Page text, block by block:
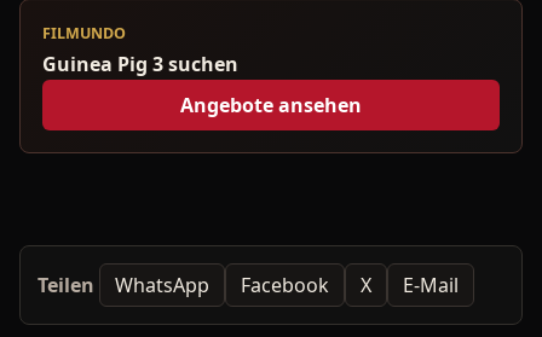
FILMUNDO
Guinea Pig 3 suchen
Angebote ansehen
Teilen WhatsApp Facebook X E-Mail